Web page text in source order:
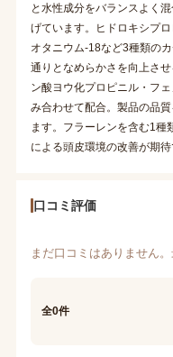
と水性成分をバランスよく
げています。ヒドロキシプ
オタニウム-18など3種類の
通りとなめらかさを向上さ
ン酸ヨウ化プロピニル・フ
み合わせて配合。製品の品
ます。フラーレンを含む1種
による頭皮環境の改善が期待
口コミ評価
まだ口コミはありません
全0件